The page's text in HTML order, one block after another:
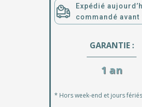
Expédié
commandé avant
GARANTIE :
1 an
* Hors week-end et jours fériés